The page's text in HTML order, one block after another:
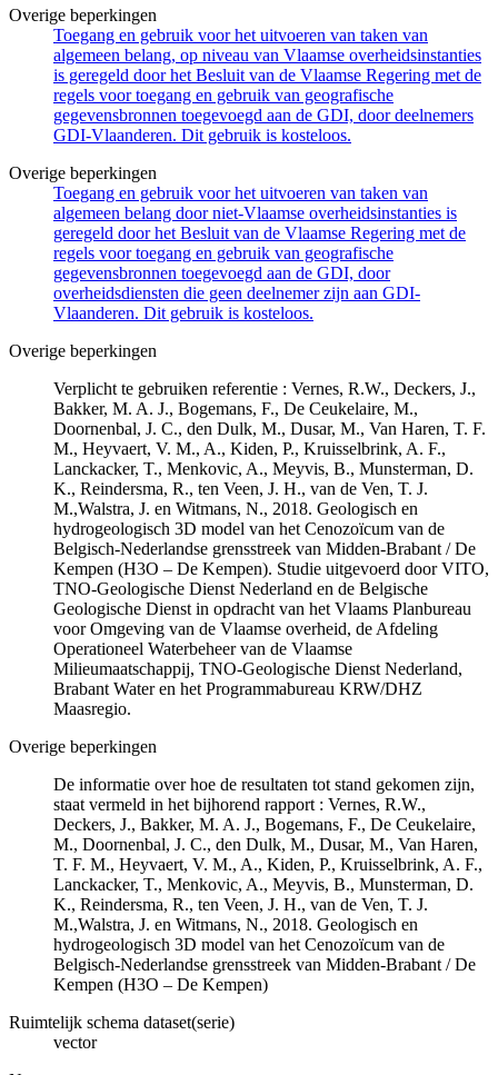
Overige beperkingen
Toegang en gebruik voor het uitvoeren van taken van
algemeen belang, op niveau van Vlaamse overheidsinstanties
is geregeld door het Besluit van de Vlaamse Regering met de
regels voor toegang en gebruik van geografische
gegevensbronnen toegevoegd aan de GDI, door deelnemers
GDI-Vlaanderen. Dit gebruik is kosteloos.
Overige beperkingen
Toegang en gebruik voor het uitvoeren van taken van
algemeen belang door niet-Vlaamse overheidsinstanties is
geregeld door het Besluit van de Vlaamse Regering met de
regels voor toegang en gebruik van geografische
gegevensbronnen toegevoegd aan de GDI, door
overheidsdiensten die geen deelnemer zijn aan GDI-
Vlaanderen. Dit gebruik is kosteloos.
Overige beperkingen
Verplicht te gebruiken referentie : Vernes, R.W., Deckers, J.,
Bakker, M. A. J., Bogemans, F., De Ceukelaire, M.,
Doornenbal, J. C., den Dulk, M., Dusar, M., Van Haren, T. F.
M., Heyvaert, V. M., A., Kiden, P., Kruisselbrink, A. F.,
Lanckacker, T., Menkovic, A., Meyvis, B., Munsterman, D.
K., Reindersma, R., ten Veen, J. H., van de Ven, T. J.
M.,Walstra, J. en Witmans, N., 2018. Geologisch en
hydrogeologisch 3D model van het Cenozoïcum van de
Belgisch-Nederlandse grensstreek van Midden-Brabant / De
Kempen (H3O – De Kempen). Studie uitgevoerd door VITO,
TNO-Geologische Dienst Nederland en de Belgische
Geologische Dienst in opdracht van het Vlaams Planbureau
voor Omgeving van de Vlaamse overheid, de Afdeling
Operationeel Waterbeheer van de Vlaamse
Milieumaatschappij, TNO-Geologische Dienst Nederland,
Brabant Water en het Programmabureau KRW/DHZ
Maasregio.
Overige beperkingen
De informatie over hoe de resultaten tot stand gekomen zijn,
staat vermeld in het bijhorend rapport : Vernes, R.W.,
Deckers, J., Bakker, M. A. J., Bogemans, F., De Ceukelaire,
M., Doornenbal, J. C., den Dulk, M., Dusar, M., Van Haren,
T. F. M., Heyvaert, V. M., A., Kiden, P., Kruisselbrink, A. F.,
Lanckacker, T., Menkovic, A., Meyvis, B., Munsterman, D.
K., Reindersma, R., ten Veen, J. H., van de Ven, T. J.
M.,Walstra, J. en Witmans, N., 2018. Geologisch en
hydrogeologisch 3D model van het Cenozoïcum van de
Belgisch-Nederlandse grensstreek van Midden-Brabant / De
Kempen (H3O – De Kempen)
Ruimtelijk schema dataset(serie)
vector